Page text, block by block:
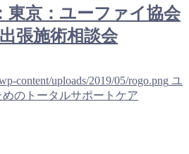
東京：ユーファイ協会
張施術相談会
content/uploads/2019/05/rogo.png ユ
のトータルサポートケア